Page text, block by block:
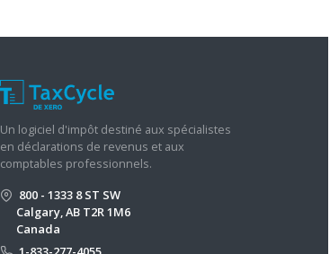
Un logiciel d'impôt destiné aux spécialistes
en déclarations de revenus et aux
comptables professionnels.
800 - 1333 8 ST SW
Calgary, AB T2R 1M6
Canada